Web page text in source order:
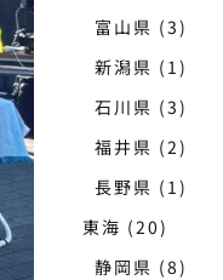
富山県 (3)
新潟県 (1)
石川県 (3)
福井県 (2)
長野県 (1)
東海 (20)
静岡県 (8)